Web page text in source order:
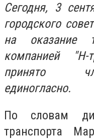
Сегодня, 3
городского
на оказание
компанией
принято
единогласно.
По словам
транспорта